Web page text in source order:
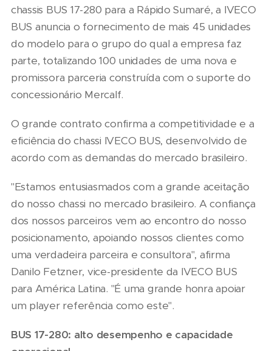
chassis BUS 17-280 para a Rápido Sumaré, a IVECO
BUS anuncia o fornecimento de mais 45 unidades
do modelo para o grupo do qual a empresa faz
parte, totalizando 100 unidades de uma nova e
promissora parceria construída com o suporte do
concessionário Mercalf.
O grande contrato confirma a competitividade e a
eficiência do chassi IVECO BUS, desenvolvido de
acordo com as demandas do mercado brasileiro.
"Estamos entusiasmados com a grande aceitação
do nosso chassi no mercado brasileiro. A confiança
dos nossos parceiros vem ao encontro do nosso
posicionamento, apoiando nossos clientes como
uma verdadeira parceira e consultora", afirma
Danilo Fetzner, vice-presidente da IVECO BUS
para América Latina. "É uma grande honra apoiar
um player referência como este".
BUS 17-280: alto desempenho e capacidade